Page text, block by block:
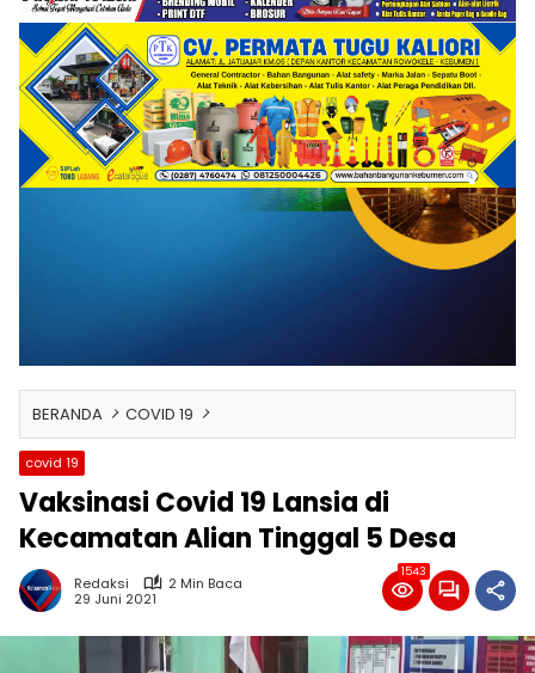
BERANDA COVID 19
covid 19
Vaksinasi Covid 19 Lansia di
Kecamatan Alian Tinggal 5 Desa
Redaksi
2 Min Baca
29 Juni 2021
1543